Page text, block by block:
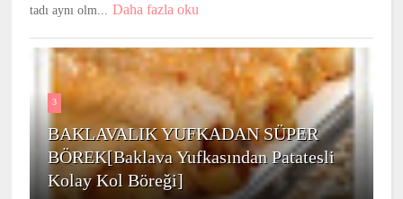
tadı aynı olm... Daha fazla oku
3
BAKLAVALIK YUFKADAN SÜPER
BÖREK[Baklava Yufkasından Patatesli
Kolay Kol Böreği]